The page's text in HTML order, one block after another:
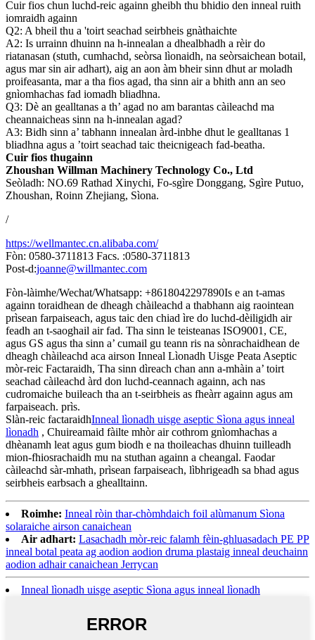
Cuir fios chun luchd-reic againn gheibh thu bhidio den inneal ruith
iomraidh againn
Q2: A bheil thu a 'toirt seachad seirbheis gnàthaichte
A2: Is urrainn dhuinn na h-innealan a dhealbhadh a rèir do
riatanasan (stuth, cumhachd, seòrsa lìonaidh, na seòrsaichean botail,
agus mar sin air adhart), aig an aon àm bheir sinn dhut ar moladh
proifeasanta, mar a tha fios agad, tha sinn air a bhith ann an seo
gnìomhachas fad iomadh bliadhna.
Q3: Dè an gealltanas a th’ agad no am barantas càileachd ma
cheannaicheas sinn na h-innealan agad?
A3: Bidh sinn a’ tabhann innealan àrd-inbhe dhut le gealltanas 1
bliadhna agus a ’toirt seachad taic theicnigeach fad-beatha.
Cuir fios thugainn
Zhoushan Willman Machinery Technology Co., Ltd
Seòladh: NO.69 Rathad Xinychi, Fo-sgìre Donggang, Sgìre Putuo,
Zhoushan, Roinn Zhejiang, Sìona.
/
https://wellmantec.cn.alibaba.com/
Fòn: 0580-3711813 Facs. :0580-3711813
Post-d:joanne@willmantec.com
Fòn-làimhe/Wechat/Whatsapp: +8618042297890Is e an t-amas
againn toraidhean de dheagh chàileachd a thabhann aig raointean
prìsean farpaiseach, agus taic den chiad ìre do luchd-dèiligidh air
feadh an t-saoghail air fad. Tha sinn le teisteanas ISO9001, CE,
agus GS agus tha sinn a’ cumail gu teann ris na sònrachaidhean de
dheagh chàileachd aca airson Inneal Lìonadh Uisge Peata Aseptic
mòr-reic Factaraidh, Tha sinn dìreach chan ann a-mhàin a’ toirt
seachad càileachd àrd don luchd-ceannach againn, ach nas
cudromaiche buileach tha an t-seirbheis as fheàrr againn agus am
farpaiseach. prìs.
Slàn-reic factaraidhInneal lìonadh uisge aseptic Sìona agus inneal
lìonadh , Chuireamaid fàilte mhòr air cothrom gnìomhachas a
dhèanamh leat agus gum biodh e na thoileachas dhuinn tuilleadh
mion-fhiosrachaidh mu na stuthan againn a cheangal. Faodar
càileachd sàr-mhath, prìsean farpaiseach, lìbhrigeadh sa bhad agus
seirbheis earbsach a ghealltainn.
Roimhe: Inneal ròin thar-chòmhdaich foil alùmanum Sìona
solaraiche airson canaichean
Air adhart: Lasachadh mòr-reic falamh fèin-ghluasadach PE PP
inneal botal peata ag aodion aodion druma plastaig inneal deuchainn
aodion adhair canaichean Jerrycan
Inneal lìonadh uisge aseptic Sìona agus inneal lìonadh